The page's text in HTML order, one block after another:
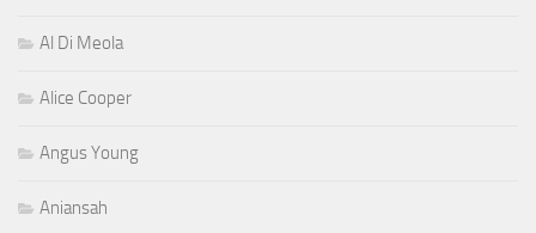
Al Di Meola
Alice Cooper
Angus Young
Aniansah